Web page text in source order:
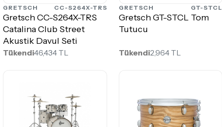
GRETSCH CC-S264X-TRS
Gretsch CC-S264X-TRS
Catalina Club Street
Akustik Davul Seti
Tükendi46,434 TL
GRETSCH GT-STCL
Gretsch GT-STCL Tom
Tutucu
Tükendi2,964 TL